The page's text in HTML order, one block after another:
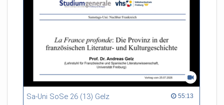
Sa-Uni SoSe 26 (13) Gelz 55:13
55:13 duration